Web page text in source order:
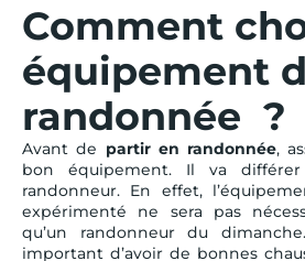
Comment
équipement
randonnée ?
Avant de partir en randonnée,
bon équipement. Il va
randonneur. En effet,
expérimenté ne sera pas
qu’un randonneur du
important d’avoir de bonnes